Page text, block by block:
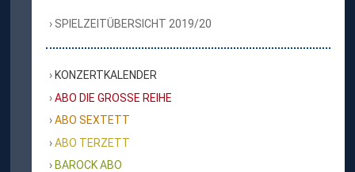
SPIELZEITÜBERSICHT 2019/20
KONZERTKALENDER
ABO DIE GROSSE REIHE
ABO SEXTETT
ABO TERZETT
BAROCK ABO